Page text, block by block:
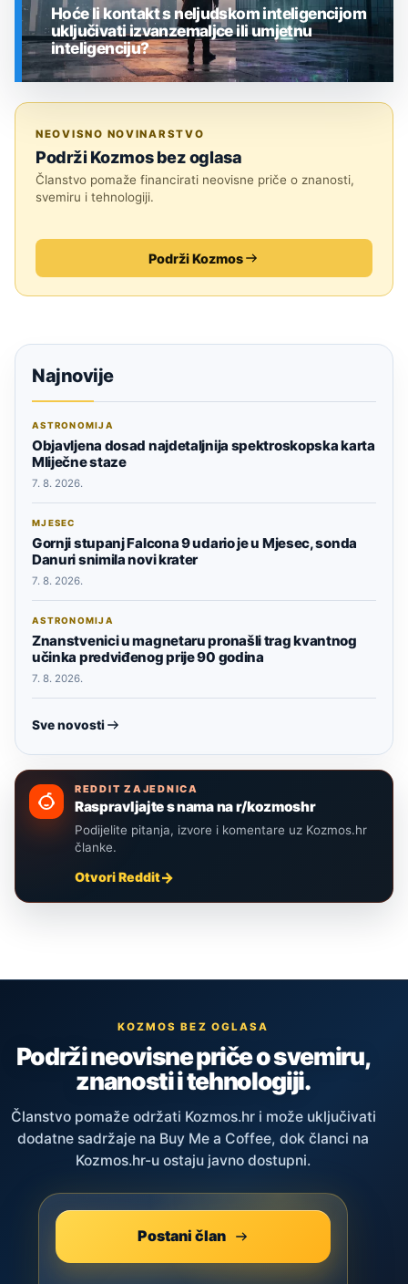
Hoće li kontakt s neljudskom inteligencijom
uključivati izvanzemaljce ili umjetnu
inteligenciju?
NEOVISNO NOVINARSTVO
Podrži Kozmos bez oglasa
Članstvo pomaže financirati neovisne priče o znanosti,
svemiru i tehnologiji.
Podrži Kozmos
Najnovije
ASTRONOMIJA
Objavljena dosad najdetaljnija spektroskopska karta
Mliječne staze
7. 8. 2026.
MJESEC
Gornji stupanj Falcona 9 udario je u Mjesec, sonda
Danuri snimila novi krater
7. 8. 2026.
ASTRONOMIJA
Znanstvenici u magnetaru pronašli trag kvantnog
učinka predviđenog prije 90 godina
7. 8. 2026.
Sve novosti
REDDIT ZAJEDNICA
Raspravljajte s nama na r/kozmoshr
Podijelite pitanja, izvore i komentare uz Kozmos.hr
članke.
Otvori Reddit
KOZMOS BEZ OGLASA
Podrži neovisne priče o svemiru,
znanosti i tehnologiji.
Članstvo pomaže održati Kozmos.hr i može uključivati
dodatne sadržaje na Buy Me a Coffee, dok članci na
Kozmos.hr-u ostaju javno dostupni.
Postani član